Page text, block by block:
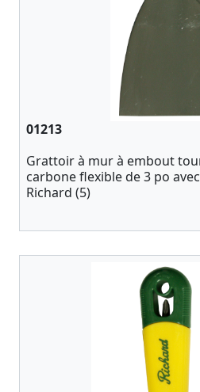
01213
Grattoir à mur à embout
carbone flexible de 3 po
Richard (5)